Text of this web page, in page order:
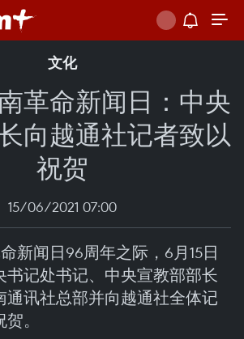
文化
革命新闻日：中央
向越通社记者致以
祝贺
15/06/2021 07:00
新闻日96周年之际，6月15日
书记处书记、中央宣教部部长
通讯社总部并向越通社全体记
。